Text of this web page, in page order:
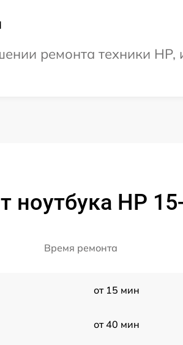
ремонта техники HP,
HP
Время ремонта
от 15 мин
от 40 мин